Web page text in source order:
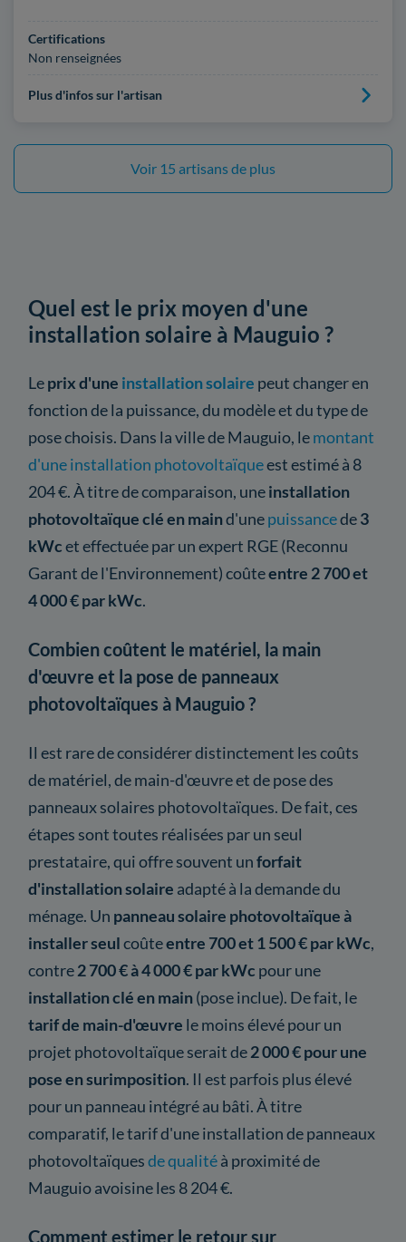
Certifications
Non renseignées
Plus d'infos sur l'artisan
Voir 15 artisans de plus
Quel est le prix moyen d'une
installation solaire à Mauguio ?
Leprix d'une installation solaire peut changer en
fonction de la puissance, du modèle et du type de
pose choisis. Dans la ville de Mauguio, lemontant
d'une installation photovoltaïqueest estimé à 8
204 €. À titre de comparaison, uneinstallation
photovoltaïque clé en maind'unepuissancede3
kWcet effectuée par un expert RGE (Reconnu
Garant de l'Environnement) coûteentre 2 700 et
4 000 € par kWc.
Combien coûtent le matériel, la main
d'œuvre et la pose de panneaux
photovoltaïques à Mauguio ?
Il est rare de considérer distinctement les coûts
de matériel, de main-d'œuvre et de pose des
panneaux solaires photovoltaïques. De fait, ces
étapes sont toutes réalisées par un seul
prestataire, qui offre souvent unforfait
d'installation solaire adapté à la demande du
ménage. Un panneau solaire photovoltaïque à
installer seulcoûteentre 700 et 1 500 € par kWc,
contre2 700 € à 4 000 € par kWc pour une
installation clé en main(pose inclue). De fait, le
tarif de main-d'œuvre le moins élevé pour un
projet photovoltaïque serait de2 000 € pour une
pose en surimposition. Il est parfois plus élevé
pour un panneau intégré au bâti. À titre
comparatif, le tarif d'une installation de panneaux
photovoltaïquesde qualitéà proximité de
Mauguio avoisine les 8 204 €.
Comment estimer le retour sur